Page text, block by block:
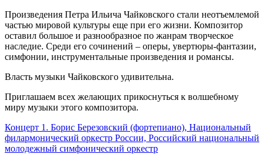
Произведения Петра Ильича Чайковского стали неотъемлемой
частью мировой культуры еще при его жизни. Композитор
оставил большое и разнообразное по жанрам творческое
наследие. Среди его сочинений – оперы, увертюры-фантазии,
симфонии, инструментальные произведения и романсы.
Власть музыки Чайковского удивительна.
Приглашаем всех желающих прикоснуться к волшебному
миру музыки этого композитора.
Концерт 1. Борис Березовский (фортепиано), Национальный
филармонический оркестр России, Российский национальный
молодежный симфонический оркестр